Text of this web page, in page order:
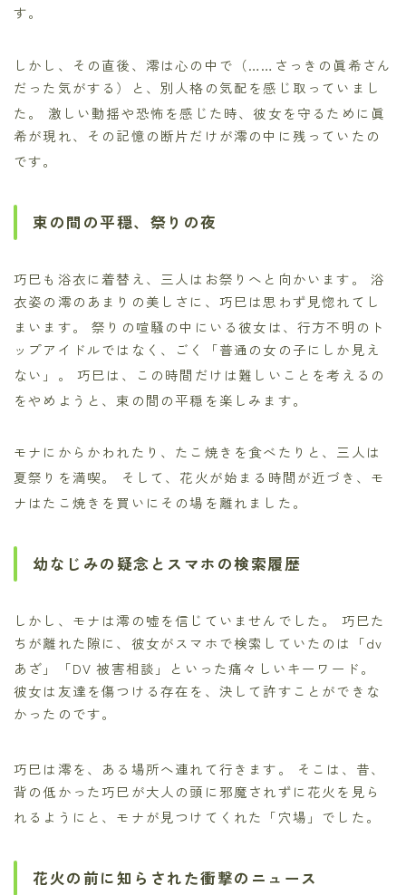
す。
しかし、その直後、澪は心の中で（……さっきの眞希さん
だった気がする）と、別人格の気配を感じ取っていまし
た。 激しい動揺や恐怖を感じた時、彼女を守るために眞
希が現れ、その記憶の断片だけが澪の中に残っていたの
です。
束の間の平穏、祭りの夜
巧巳も浴衣に着替え、三人はお祭りへと向かいます。 浴
衣姿の澪のあまりの美しさに、巧巳は思わず見惚れてし
まいます。祭りの喧騒の中にいる彼女は、行方不明のト
ップアイドルではなく、ごく「普通の女の子にしか見え
ない」。 巧巳は、この時間だけは難しいことを考えるの
をやめようと、束の間の平穏を楽しみます。
モナにからかわれたり、たこ焼きを食べたりと、三人は
夏祭りを満喫。
そして、花火が始まる時間が近づき、モ
ナはたこ焼きを買いにその場を離れました。
幼なじみの疑念とスマホの検索履歴
しかし、モナは澪の嘘を信じていませんでした。 巧巳た
ちが離れた隙に、彼女がスマホで検索していたのは「dv
あざ」「DV 被害相談」といった痛々しいキーワード。
彼女は友達を傷つける存在を、決して許すことができな
かったのです。
巧巳は澪を、ある場所へ連れて行きます。 そこは、昔、
背の低かった巧巳が大人の頭に邪魔されずに花火を見ら
れるようにと、モナが見つけてくれた「穴場」でした。
花火の前に知らされた衝撃のニュース